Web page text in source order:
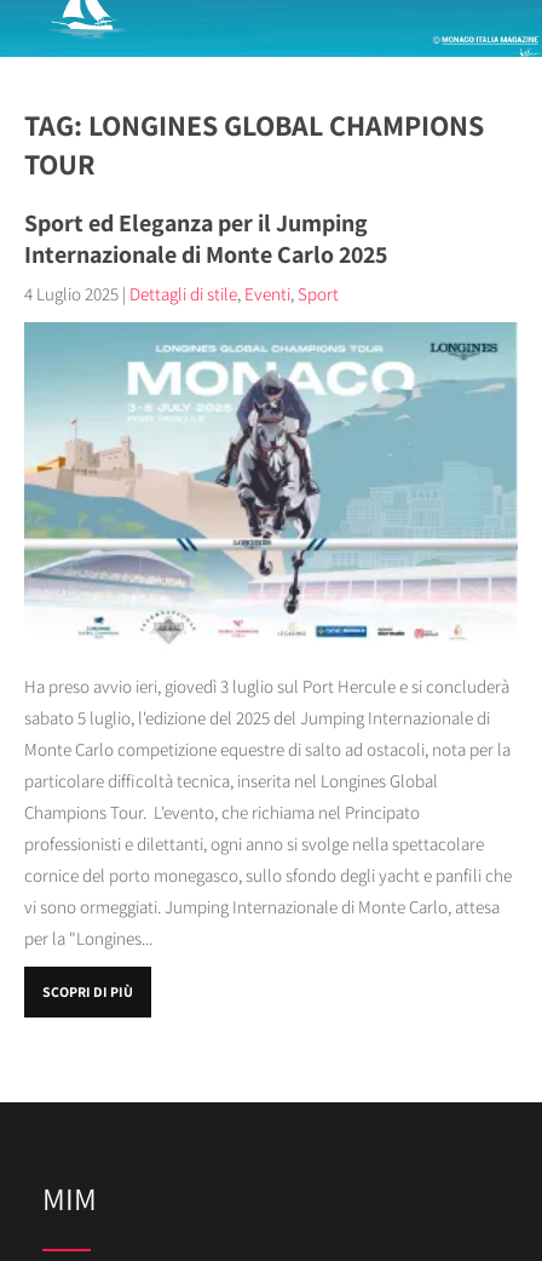
TAG: LONGINES GLOBAL CHAMPIONS
TOUR
Sport ed Eleganza per il Jumping
Internazionale di Monte Carlo 2025
4 Luglio 2025 | Dettagli di stile, Eventi, Sport
Ha preso avvio ieri, giovedì 3 luglio sul Port Hercule e si concluderà
sabato 5 luglio, l'edizione del 2025 del Jumping Internazionale di
Monte Carlo competizione equestre di salto ad ostacoli, nota per la
particolare difficoltà tecnica, inserita nel Longines Global
Champions Tour. L'evento, che richiama nel Principato
professionisti e dilettanti, ogni anno si svolge nella spettacolare
cornice del porto monegasco, sullo sfondo degli yacht e panfili che
vi sono ormeggiati. Jumping Internazionale di Monte Carlo, attesa
per la "Longines...
SCOPRI DI PIÙ
MIM